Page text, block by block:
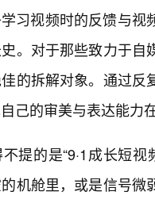
习视频时的反馈与
。对于那些致力于
的拆解对象。通过
己的审美与表达能力
提的是“9·1成长短
机舱里，或是信号